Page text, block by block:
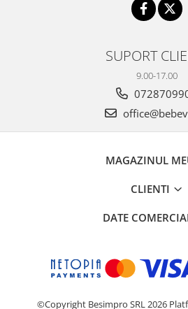
SUPORT
9.00-17.00
MAGAZINUL
CLIENTI
DATE
©Copyright Besimpro SRL 2026